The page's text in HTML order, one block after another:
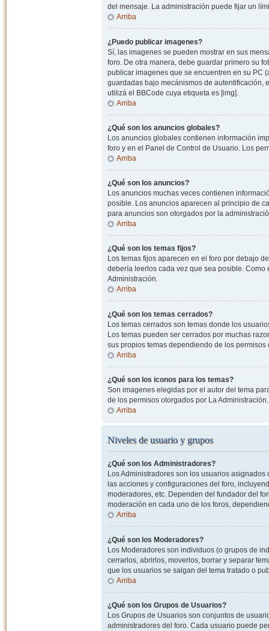
del mensaje. La administración puede fijar un
Arriba
¿Puedo publicar imagenes?
Sí, las imagenes se pueden mostrar en sus
foro. De otra manera, debe guardar primero su
publicar imagenes que se encuentren en su PC
guardadas bajo mecánismos de autentificación,
utilizá el BBCode cuya etiqueta es [img].
Arriba
¿Qué son los anuncios globales?
Los anuncios globales contienen información
foro y en el Panel de Control de Usuario. Los
Arriba
¿Qué son los anuncios?
Los anuncios muchas veces contienen
posible. Los anuncios aparecen al principio de
para anuncios son otorgados por la
Arriba
¿Qué son los temas fijos?
Los temas fijos aparecen en el foro por debajo
debería leerlos cada vez que sea posible.
Administración.
Arriba
¿Qué son los temas cerrados?
Los temas cerrados son temas donde los
Los temas pueden ser cerrados por muchas
sus propios temas dependiendo de los
Arriba
¿Qué son los iconos para los temas?
Son imagenes elegidas por el autor del tema
de los permisos otorgados por La Administración.
Arriba
Niveles de usuario y grupos
¿Qué son los Administradores?
Los Administradores son los usuarios
las acciones y configuraciones del foro,
moderadores, etc. Dependen del fundador del
moderación en cada uno de los foros,
Arriba
¿Qué son los Moderadores?
Los Moderadores son individuos (o grupos de
cerrarlos, abrirlos, moverlos, borrar y separar
que los usuarios se salgan del tema tratado o
Arriba
¿Qué son los Grupos de Usuarios?
Los Grupos de Usuarios son conjuntos de
administradores del foro. Cada usuario puede